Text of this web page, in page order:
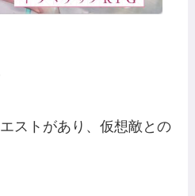
ストがあり、仮想敵との